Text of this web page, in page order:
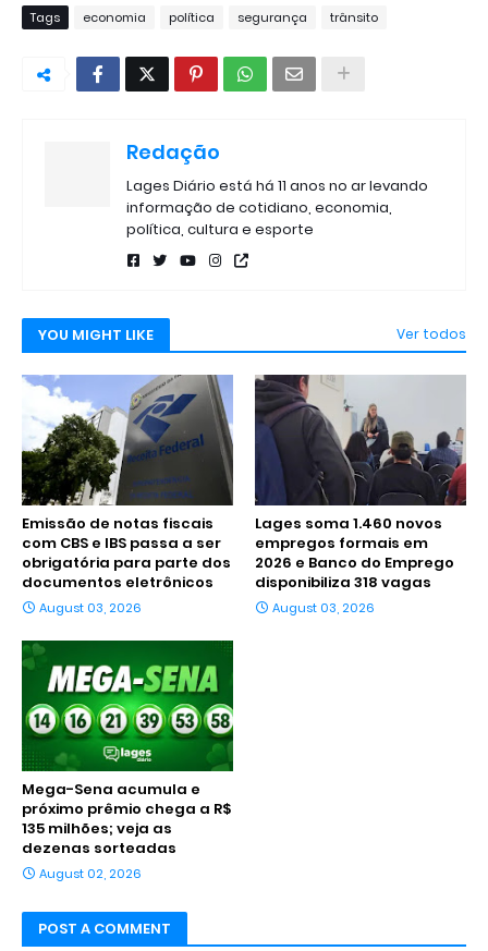
Tags economia política segurança trânsito
Redação
Lages Diário está há 11 anos no ar levando
informação de cotidiano, economia,
política, cultura e esporte
YOU MIGHT LIKE Ver todos
Emissão de notas fiscais
com CBS e IBS passa a ser
obrigatória para parte dos
documentos eletrônicos
August 03, 2026
Lages soma 1.460 novos
empregos formais em
2026 e Banco do Emprego
disponibiliza 318 vagas
August 03, 2026
Mega-Sena acumula e
próximo prêmio chega a R$
135 milhões; veja as
dezenas sorteadas
August 02, 2026
POST A COMMENT